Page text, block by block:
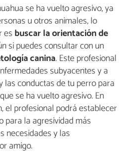
se ha vuelto agresivo, ya
u otros animales, lo
es buscar la orientación de
si puedes consultar con un
canina. Este profesional
subyacentes y a
las conductas de tu perro para
se ha vuelto agresivo. En
el profesional podrá establecer
para la agresividad más
necesidades y las
amigo.